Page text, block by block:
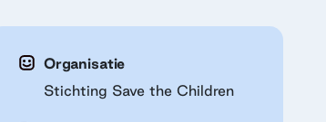
Organisatie
Stichting Save the Children